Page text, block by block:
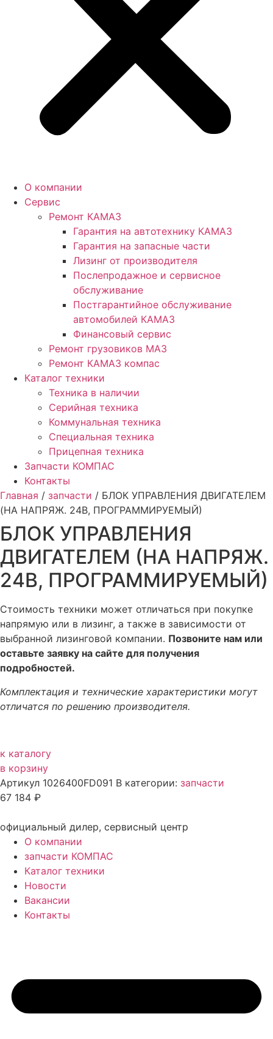
О компании
Сервис
Ремонт КАМАЗ
Гарантия на автотехнику КАМАЗ
Гарантия на запасные части
Лизинг от производителя
Послепродажное и сервисное
обслуживание
Постгарантийное обслуживание
автомобилей КАМАЗ
Финансовый сервис
Ремонт грузовиков МАЗ
Ремонт КАМАЗ компас
Каталог техники
Техника в наличии
Серийная техника
Коммунальная техника
Специальная техника
Прицепная техника
Запчасти КОМПАС
Контакты
Главная / запчасти / БЛОК УПРАВЛЕНИЯ ДВИГАТЕЛЕМ
(НА НАПРЯЖ. 24В, ПРОГРАММИРУЕМЫЙ)
БЛОК УПРАВЛЕНИЯ
ДВИГАТЕЛЕМ (НА НАПРЯЖ.
24В, ПРОГРАММИРУЕМЫЙ)
Стоимость техники может отличаться при покупке
напрямую или в лизинг, а также в зависимости от
выбранной лизинговой компании. Позвоните нам или
оставьте заявку на сайте для получения
подробностей.
Комплектация и технические характеристики могут
отличатся по решению производителя.
к каталогу
в корзину
Артикул 1026400FD091 В категории: запчасти
67 184 ₽
официальный дилер, сервисный центр
О компании
запчасти КОМПАС
Каталог техники
Новости
Вакансии
Контакты